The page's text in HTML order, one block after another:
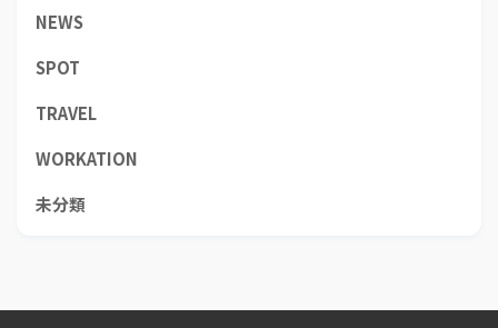
NEWS
SPOT
TRAVEL
WORKATION
未分類